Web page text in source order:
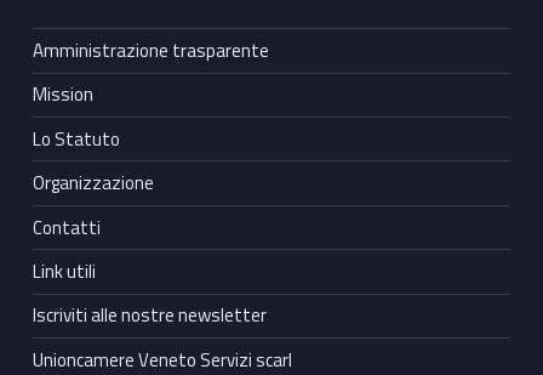
Amministrazione trasparente
Mission
Lo Statuto
Organizzazione
Contatti
Link utili
Iscriviti alle nostre newsletter
Unioncamere Veneto Servizi scarl